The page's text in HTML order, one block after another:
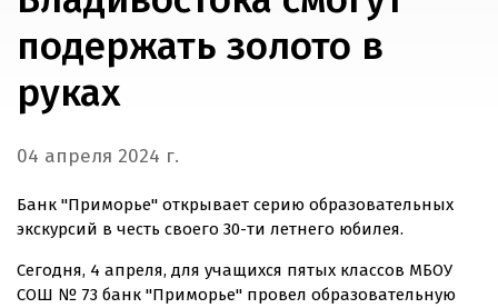
подержать золото в
руках
04 апреля 2024 г.
Банк "Приморье" открывает серию образовательных
экскурсий в честь своего 30-ти летнего юбилея.
Сегодня, 4 апреля, для учащихся пятых классов МБОУ
СОШ № 73 банк "Приморье" провел образовательную